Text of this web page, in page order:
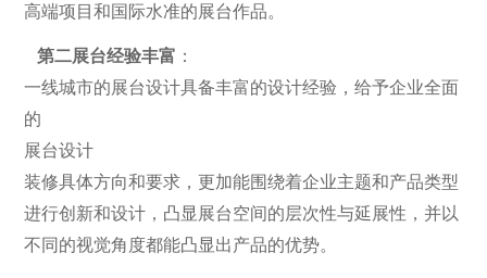
高端项目和国际水准的展台作品。
第二展台经验丰富 ：
一线城市的展台设计具备丰富的设计经验，给予企业全面
的
展台设计
装修具体方向和要求，更加能围绕着企业主题和产品类型
进行创新和设计，凸显展台空间的层次性与延展性，并以
不同的视觉角度都能凸显出产品的优势。